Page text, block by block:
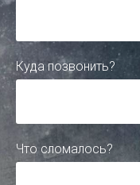
Куда позвонить?
Что сломалось?